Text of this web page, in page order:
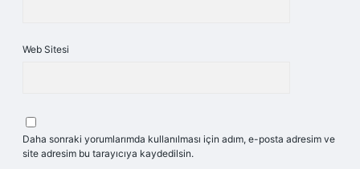
Web Sitesi
Daha sonraki yorumlarımda kullanılması için adım, e-posta adresim ve
site adresim bu tarayıcıya kaydedilsin.